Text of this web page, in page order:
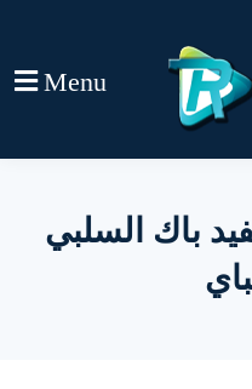
Menu
باك السلبي